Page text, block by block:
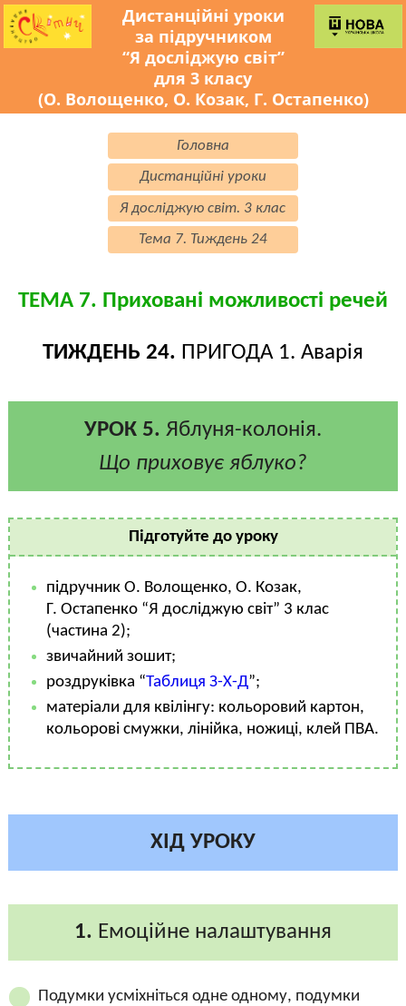
Дистанційні уроки
за підручником
“Я досліджую світ”
для 3 класу
(О. Волощенко, О. Козак, Г. Остапенко)
Головна
Дистанційні уроки
Я досліджую світ. 3 клас
Тема 7. Тиждень 24
ТЕМА 7. Приховані можливості речей
ТИЖДЕНЬ 24. ПРИГОДА 1. Аварія
УРОК 5. Яблуня-колонія.
Що приховує яблуко?
Підготуйте до уроку
підручник О. Волощенко, О. Козак,
Г. Остапенко “Я досліджую світ” 3 клас
(частина 2);
звичайний зошит;
роздруківка “Таблиця З-Х-Д”;
матеріали для квілінгу: кольоровий картон,
кольорові смужки, лінійка, ножиці, клей ПВА.
ХІД УРОКУ
1. Емоційне налаштування
Подумки усміхніться одне одному, подумки